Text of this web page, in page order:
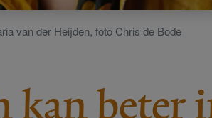
van der Heijden, foto Chris de Bode
kan beter